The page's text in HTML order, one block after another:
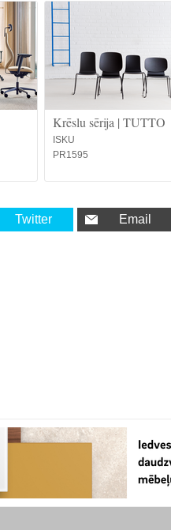
Krēslu sērija | TUTTO
ISKU
PR1595
Twitter Email